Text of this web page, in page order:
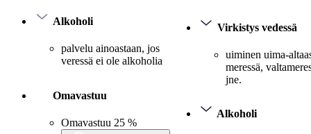
Alkoholi
palvelu ainoastaan, jos
veressä ei ole alkoholia
Omavastuu
Omavastuu 25 %
Virkistys vedessä
uiminen uima-
meressä,
jne.
Alkoholi